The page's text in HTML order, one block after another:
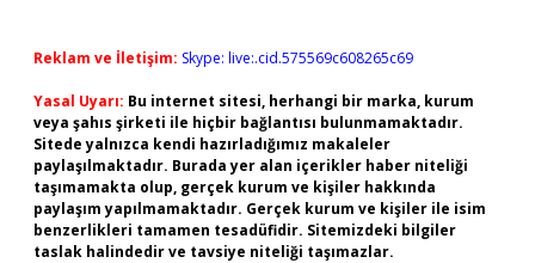
Reklam ve İletişim: Skype: live:.cid.575569c608265c69
Yasal Uyarı: Bu internet sitesi, herhangi bir marka, kurum
veya şahıs şirketi ile hiçbir bağlantısı bulunmamaktadır.
Sitede yalnızca kendi hazırladığımız makaleler
paylaşılmaktadır. Burada yer alan içerikler haber niteliği
taşımamakta olup, gerçek kurum ve kişiler hakkında
paylaşım yapılmamaktadır. Gerçek kurum ve kişiler ile isim
benzerlikleri tamamen tesadüfidir. Sitemizdeki bilgiler
taslak halindedir ve tavsiye niteliği taşımazlar.